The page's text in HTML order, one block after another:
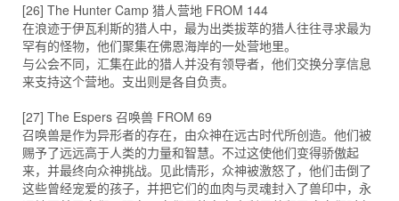
[26] The Hunter Camp 猎人营地 FROM 144
在浪迹于伊瓦利斯的猎人中，最为出类拔萃的猎人往往寻求最为
罕有的怪物，他们聚集在佛恩海岸的一处营地里。
与公会不同，汇集在此的猎人并没有领导者，他们交换分享信息
来支持这个营地。支出则是各自负责。
[27] The Espers 召唤兽 FROM 69
召唤兽是作为异形者的存在，由众神在远古时代所创造。他们被
赐予了远远高于人类的力量和智慧。不过这使他们变得骄傲起
来，并最终向众神挑战。见此情形，众神被激怒了，他们击倒了
这些曾经宠爱的孩子，并把它们的血肉与灵魂封入了兽印中，永